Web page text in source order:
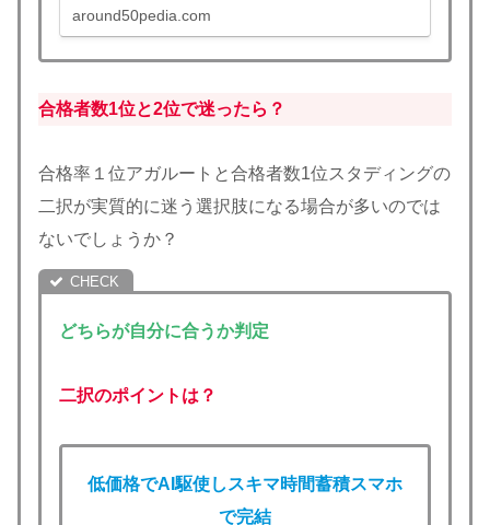
とアガルートを選ぶべきか判断できます。
around50pedia.com
合格者数1位と2位で迷ったら？
合格率１位アガルートと合格者数1位スタディングの
二択が実質的に迷う選択肢になる場合が多いのでは
ないでしょうか？
どちらが自分に合うか判定
二択のポイントは？
低価格でAI駆使し スキマ時間蓄積スマホ
で完結